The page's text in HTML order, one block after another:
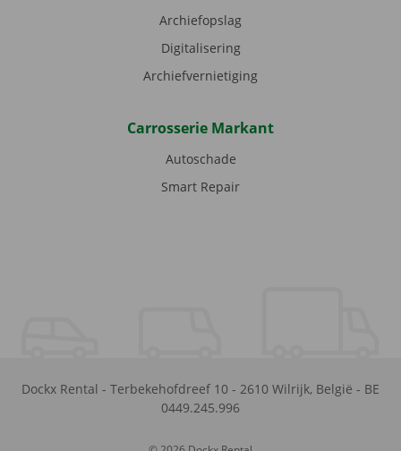
Archiefopslag
Digitalisering
Archiefvernietiging
Carrosserie Markant
Autoschade
Smart Repair
Dockx Rental - Terbekehofdreef 10 - 2610 Wilrijk, België - BE
0449.245.996